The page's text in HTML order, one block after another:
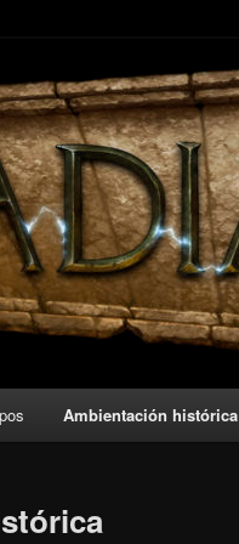
Ambientación histórica